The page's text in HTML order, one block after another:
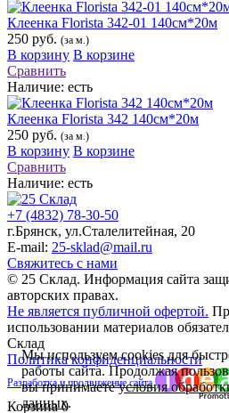
Клеенка Florista 342-01 140см*20м
250 руб. (за м.)
В корзину В корзине
Сравнить
Наличие: есть
Клеенка Florista 342 140см*20м
250 руб. (за м.)
В корзину В корзине
Сравнить
Наличие: есть
+7 (4832) 78-30-50
г.Брянск, ул.Сталелитейная, 20
E-mail: 25-sklad@mail.ru
Свяжитесь с нами
© 25 Склад. Информация сайта
авторских правах.
Не является публичной офертой.
использовании материалов
Склад
Политика конфиденциальности
Разработка и продвижение сайта
Корзина 0
Мы используем cookies для
работы сайта. Продолжая
вы принимаетеусловия
данных.